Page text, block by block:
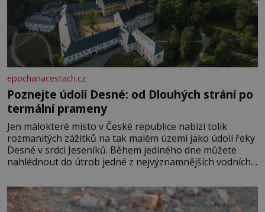
epochanacestach.cz
Poznejte údolí Desné: od Dlouhých strání po
termální prameny
Jen málokteré místo v České republice nabízí tolik
rozmanitých zážitků na tak malém území jako údolí řeky
Desné v srdci Jeseníků. Během jediného dne můžete
nahlédnout do útrob jedné z nejvýznamnějších vodních
se na koloběžce a den zakončit poznáváním památek ve
Velkých Losinách nebo v termálním